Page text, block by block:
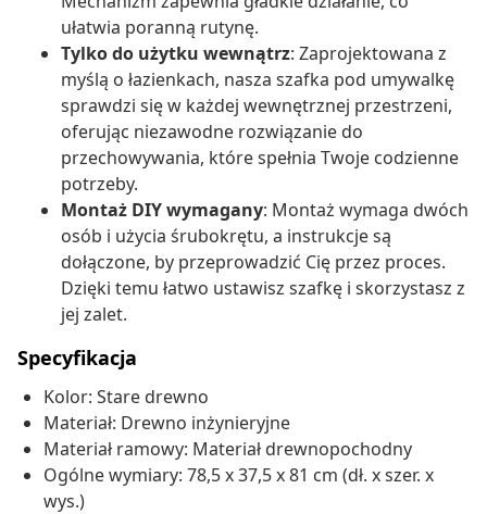
ułatwia poranną rutynę.
Tylko do użytku wewnątrz: Zaprojektowana z
myślą o łazienkach, nasza szafka pod umywalkę
sprawdzi się w każdej wewnętrznej przestrzeni,
oferując niezawodne rozwiązanie do
przechowywania, które spełnia Twoje codzienne
potrzeby.
Montaż DIY wymagany: Montaż wymaga dwóch
osób i użycia śrubokrętu, a instrukcje są
dołączone, by przeprowadzić Cię przez proces.
Dzięki temu łatwo ustawisz szafkę i skorzystasz z
jej zalet.
Specyfikacja
Kolor: Stare drewno
Materiał: Drewno inżynieryjne
Materiał ramowy: Materiał drewnopochodny
Ogólne wymiary: 78,5 x 37,5 x 81 cm (dł. x szer. x
wys.)